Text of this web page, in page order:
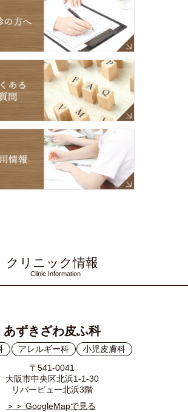
クリニック情報
Clinic Information
あずきざわ皮ふ科
アレルギー科
小児皮膚科
〒541-0041
大阪市中央区北浜1-1-30
リバービュー北浜3階
＞＞ GoogleMapで見る